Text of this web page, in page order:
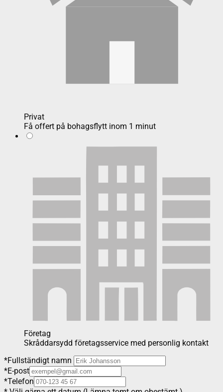
Privat
Få offert på bohagsflytt inom 1 minut
Företag
Skråddarsydd företagsservice med personlig kontakt
*Fullständigt namn
*E-post
*Telefon